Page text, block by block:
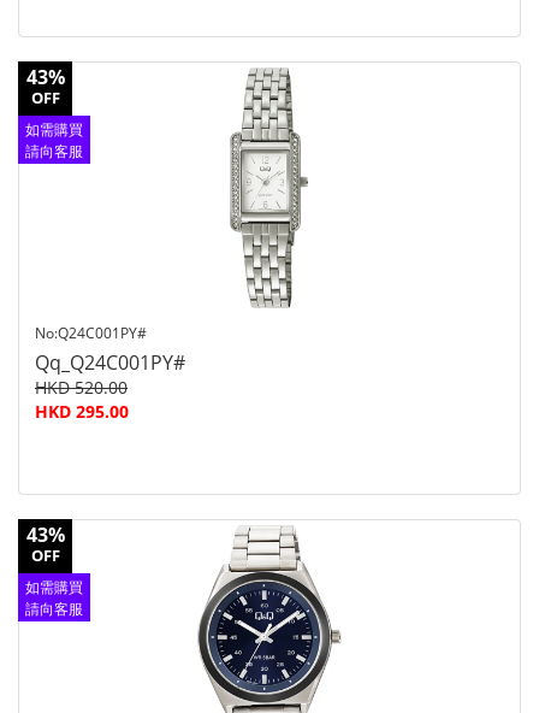
43%
OFF
如需購買
請向客服
No:Q24C001PY#
Qq_Q24C001PY#
HKD 520.00
HKD 295.00
43%
OFF
如需購買
請向客服